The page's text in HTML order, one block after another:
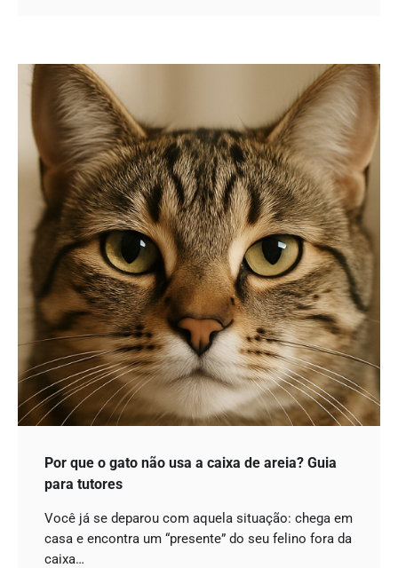
Por que o gato não usa a caixa de areia? Guia
para tutores
Você já se deparou com aquela situação: chega em
casa e encontra um “presente” do seu felino fora da
caixa…